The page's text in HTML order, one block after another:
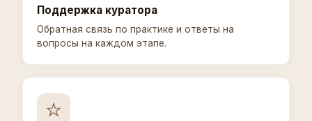
Поддержка куратора
Обратная связь по практике и ответы на
вопросы на каждом этапе.